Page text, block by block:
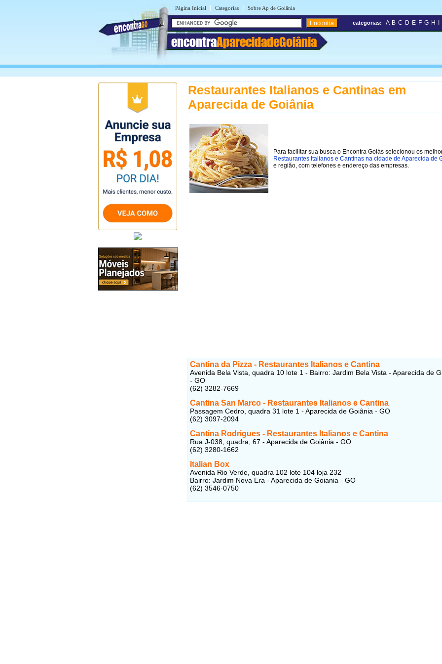
Página Inicial | Categorias | Sobre Ap de Goiânia
encontraAparecidadeGoiânia
categorias: A B C D E F G H
Restaurantes Italianos e Cantinas em
Aparecida de Goiânia
Para facilitar sua busca o Encontra Goiás selecionou os
Restaurantes Italianos e Cantinas na cidade de Aparecida de
e região, com telefones e endereço das empresas.
Cantina da Pizza - Restaurantes Italianos e Cantina
Avenida Bela Vista, quadra 10 lote 1 - Bairro: Jardim Bela Vista - Aparecida de
- GO
(62) 3282-7669
Cantina San Marco - Restaurantes Italianos e Cantina
Passagem Cedro, quadra 31 lote 1 - Aparecida de Goiânia - GO
(62) 3097-2094
Cantina Rodrigues - Restaurantes Italianos e Cantina
Rua J-038, quadra, 67 - Aparecida de Goiânia - GO
(62) 3280-1662
Italian Box
Avenida Rio Verde, quadra 102 lote 104 loja 232
Bairro: Jardim Nova Era - Aparecida de Goiania - GO
(62) 3546-0750